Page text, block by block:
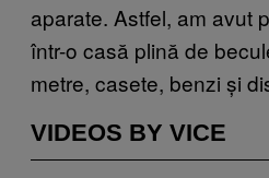
aparate. Astfel, am avut
într-o casă plină de
metre, casete, benzi și
VIDEOS BY VICE